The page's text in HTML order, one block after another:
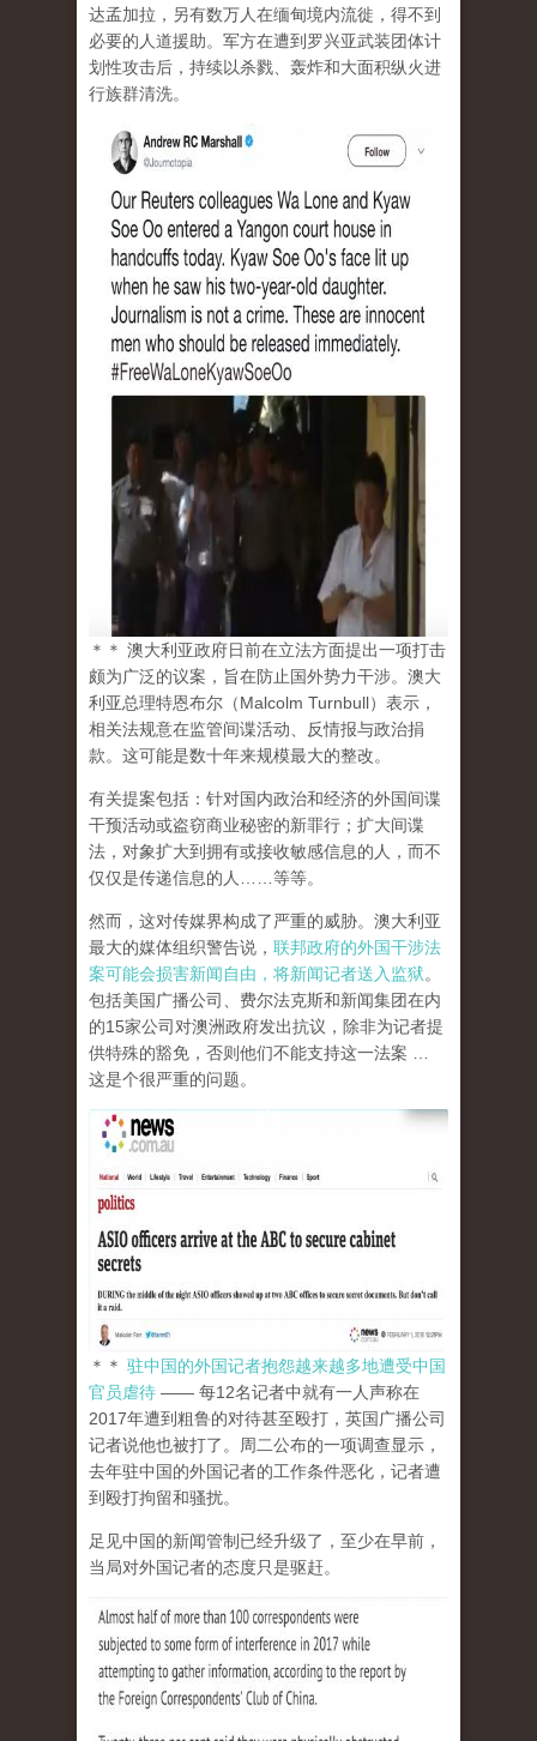
达孟加拉，另有数万人在缅甸境内流徙，得不到
必要的人道援助。军方在遭到罗兴亚武装团体计
划性攻击后，持续以杀戮、轰炸和大面积纵火进
行族群清洗。
＊＊ 澳大利亚政府日前在立法方面提出一项打击
颇为广泛的议案，旨在防止国外势力干涉。澳大
利亚总理特恩布尔（Malcolm Turnbull）表示，
相关法规意在监管间谍活动、反情报与政治捐
款。这可能是数十年来规模最大的整改。
有关提案包括：针对国内政治和经济的外国间谍
干预活动或盗窃商业秘密的新罪行；扩大间谍
法，对象扩大到拥有或接收敏感信息的人，而不
仅仅是传递信息的人……等等。
然而，这对传媒界构成了严重的威胁。澳大利亚
最大的媒体组织警告说， 联邦政府的外国干涉法
案可能会损害新闻自由，将新闻记者送入监狱。
包括美国广播公司、费尔法克斯和新闻集团在内
的15家公司对澳洲政府发出抗议，除非为记者提
供特殊的豁免，否则他们不能支持这一法案 …
这是个很严重的问题。
＊＊ 驻中国的外国记者抱怨越来越多地遭受中国
官员虐待 —— 每12名记者中就有一人声称在
2017年遭到粗鲁的对待甚至殴打，英国广播公司
记者说他也被打了。周二公布的一项调查显示，
去年驻中国的外国记者的工作条件恶化，记者遭
到殴打拘留和骚扰。
足见中国的新闻管制已经升级了，至少在早前，
当局对外国记者的态度只是驱赶。